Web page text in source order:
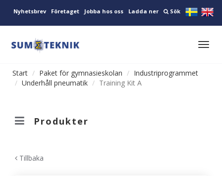
Nyhetsbrev Företaget Jobba hos oss Ladda ner Sök
Start
Paket för gymnasieskolan
Industriprogrammet
Underhåll pneumatik
Training Kit A
Produkter
Tillbaka